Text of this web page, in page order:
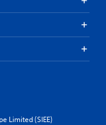
Limited (SIEE)